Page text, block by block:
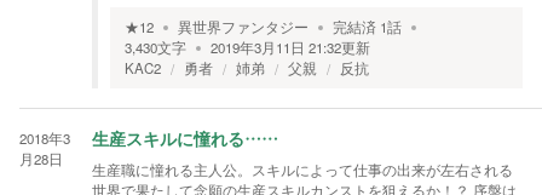
★12 異世界ファンタジー 完結済 1話
3,430文字 2019年3月11日 21:32更新
KAC2
勇者 姉弟 父親 反抗
2018年3
月28日
生産スキルに憧れる……
生産職に憧れる主人公。スキルによって仕事の出来が左右される
世界で果たして念願の生産スキルカンストを狙えるか！？ 序盤は